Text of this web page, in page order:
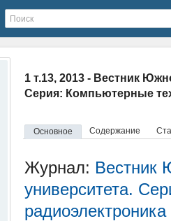
1 т.13, 2013 - Вестник
Серия: Компьютерные
Основное Содержание
Журнал: Вестник
университета.
радиоэлектроника